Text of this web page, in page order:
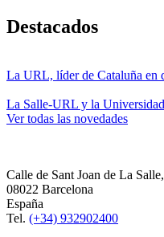
Destacados
La URL, líder de Cataluña en
La Salle-URL y la
Ver todas las novedades
Calle de Sant Joan de La
08022 Barcelona
España
Tel. (+34) 932902400